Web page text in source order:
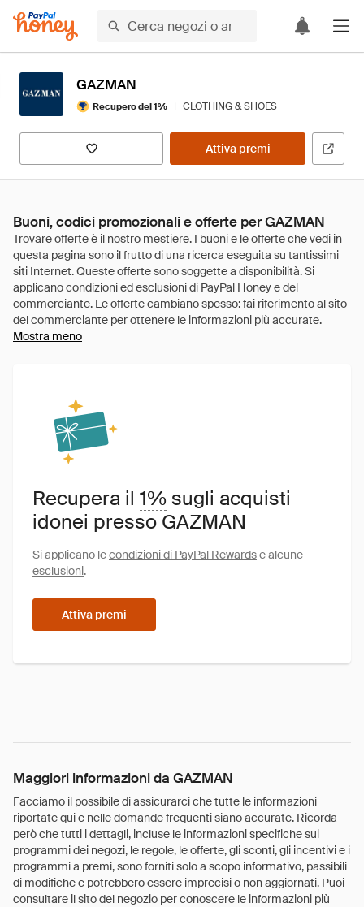
GAZMAN
Recupero del 1% | CLOTHING & SHOES
Attiva premi
Buoni, codici promozionali e offerte per GAZMAN
Mostra meno
Recupera il 1% sugli acquisti
idonei presso GAZMAN
Si applicano lecondizioni di PayPal Rewardse alcune
esclusioni.
Attiva premi
Maggiori informazioni da GAZMAN
Facciamo il possibile di assicurarci che tutte le informazioni
riportate qui e nelle domande frequenti siano accurate. Ricorda
però che tutti i dettagli, incluse le informazioni specifiche sui
programmi dei negozi, le regole, le offerte, gli sconti, gli incentivi e i
programmi a premi, sono forniti solo a scopo informativo, passibili
di modifiche e potrebbero essere imprecisi o non aggiornati. Puoi
consultare il sito del negozio per conoscere le informazioni più